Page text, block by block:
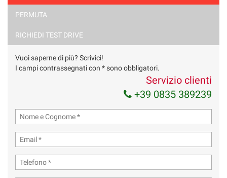
PERMUTA
RICHIEDI TEST DRIVE
Vuoi saperne di più? Scrivici!
I campi contrassegnati con * sono obbligatori.
Servizio clienti
+39 0835 389239